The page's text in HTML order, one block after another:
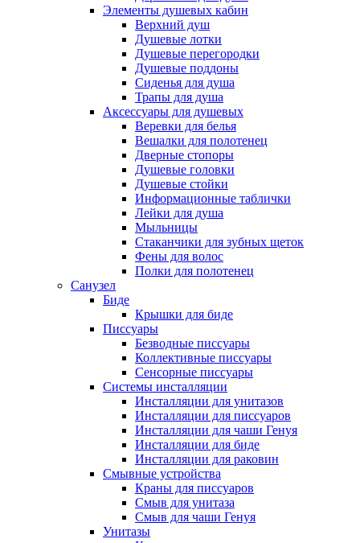
Элементы душевых кабин
Верхний душ
Душевые лотки
Душевые перегородки
Душевые поддоны
Сиденья для душа
Трапы для душа
Аксессуары для душевых
Веревки для белья
Вешалки для полотенец
Дверные стопоры
Душевые головки
Душевые стойки
Информационные таблички
Лейки для душа
Мыльницы
Стаканчики для зубных щеток
Фены для волос
Полки для полотенец
Санузел
Биде
Крышки для биде
Писсуары
Безводные писсуары
Коллективные писсуары
Сенсорные писсуары
Системы инсталляции
Инсталляции для унитазов
Инсталляции для писсуаров
Инсталляции для чаши Генуя
Инсталляции для биде
Инсталляции для раковин
Смывные устройства
Краны для писсуаров
Смыв для унитаза
Смыв для чаши Генуя
Унитазы